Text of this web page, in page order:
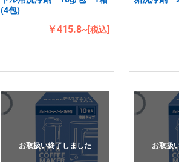
(4包)
￥415.8~[税込]
お取扱い終了しました お取扱